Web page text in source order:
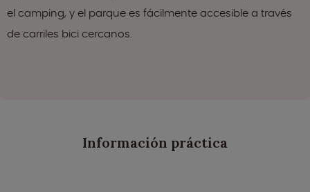
el camping, y el parque es fácilmente accesible a través
de carriles bici cercanos.
Información práctica